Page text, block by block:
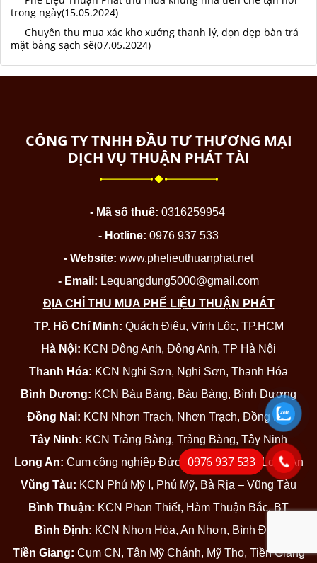
trong ngày(15.05.2024)
Chuyên thu mua xác kho xưởng thanh lý, dọn dẹp bàn trả
mặt bằng sạch sẽ(07.05.2024)
CÔNG TY TNHH ĐẦU TƯ THƯƠNG MẠI
DỊCH VỤ THUẬN PHÁT TÀI
- Mã số thuế: 0316259954
- Hotline: 0976 937 533
- Website: www.phelieuthuanphat.net
- Email: Lequangdung5000@gmail.com
ĐỊA CHỈ THU MUA PHẾ LIỆU THUẬN PHÁT
TP. Hồ Chí Minh: Quách Điêu, Vĩnh Lộc, TP.HCM
Hà Nội: KCN Đông Anh, Đông Anh, TP Hà Nội
Thanh Hóa: KCN Nghi Sơn, Nghi Sơn, Thanh Hóa
Bình Dương: KCN Bàu Bàng, Bàu Bàng, Bình Dương
Đồng Nai: KCN Nhơn Trạch, Nhơn Trạch, Đồng Nai
Tây Ninh: KCN Trảng Bàng, Trảng Bàng, Tây Ninh
Long An: Cụm công nghiệp Đức Hòa, Đức Hòa, Long An
Vũng Tàu: KCN Phú Mỹ I, Phú Mỹ, Bà Rịa – Vũng Tàu
Bình Thuận: KCN Phan Thiết, Hàm Thuận Bắc, BT
Bình Định: KCN Nhơn Hòa, An Nhơn, Bình Định
Tiền Giang: Cụm CN, Tân Mỹ Chánh, Mỹ Tho, Tiền Giang
0976 937 533